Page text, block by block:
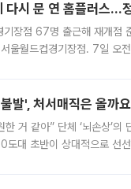
시 문 연 홈플러스…
기장점 67명 출근해 재개점
울월드컵경기장점. 7일 오
발', 처서매직은 올까
한 거 같아” 단체 ‘뇌손상’
도대 초반이 상대적으로 선